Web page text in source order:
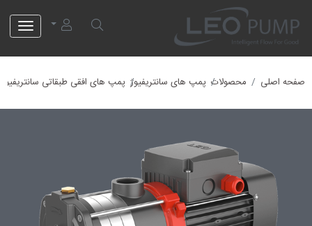
صفحه اصلی محصولات پمپ های سانتریفیوژ پمپ های افقی طبقاتی سانتریفیوژ